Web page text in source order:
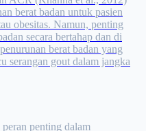
berat badan untuk pasien
obesitas. Namun, penting
secara bertahap dan di
berat badan yang
serangan gout dalam jangka
penting dalam